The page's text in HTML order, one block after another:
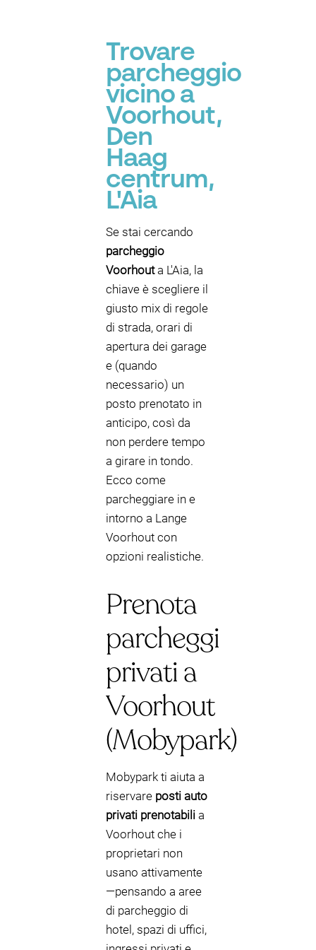
Trovare
parcheggio
vicino a
Voorhout,
Den
Haag
centrum,
L'Aia
Se stai cercando
parcheggio
Voorhouta L'Aia, la
chiave è scegliere il
giusto mix di regole
di strada, orari di
apertura dei garage
e (quando
necessario) un
posto prenotato in
anticipo, così da
non perdere tempo
a girare in tondo.
Ecco come
parcheggiare in e
intorno a Lange
Voorhout con
opzioni realistiche.
Prenota
parcheggi
privati a
Voorhout
(Mobypark)
Mobypark ti aiuta a
riservare posti auto
privati prenotabili a
Voorhout che i
proprietari non
usano attivamente
—pensando a aree
di parcheggio di
hotel, spazi di uffici,